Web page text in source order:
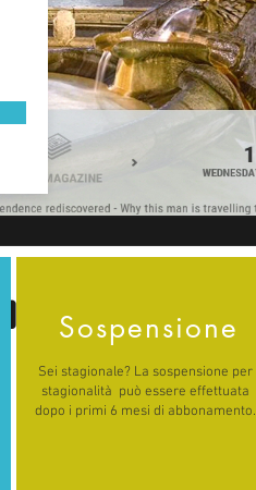
Sospensione
Sei stagionale? La sospensione per
stagionalità può essere effettuata
dopo i primi 6 mesi di abbonamento.